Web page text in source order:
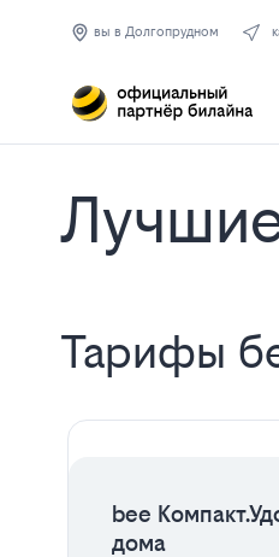
вы в Долгопрудном
Тарифы
bee
дома
Все
тарифы